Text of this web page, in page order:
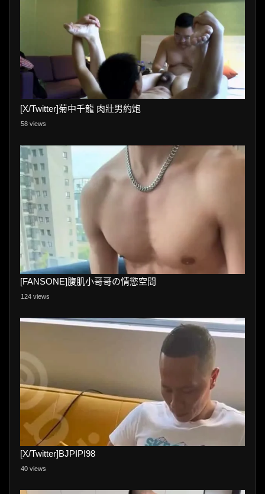
[X/Twitter]菊中千龍 肉壯男約炮
58 views
[FANSONE]腹肌小哥哥の情慾空間
124 views
[X/Twitter]BJPIPI98
40 views